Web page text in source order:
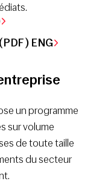
ENG
un programme
sur volume
de toute taille
du secteur